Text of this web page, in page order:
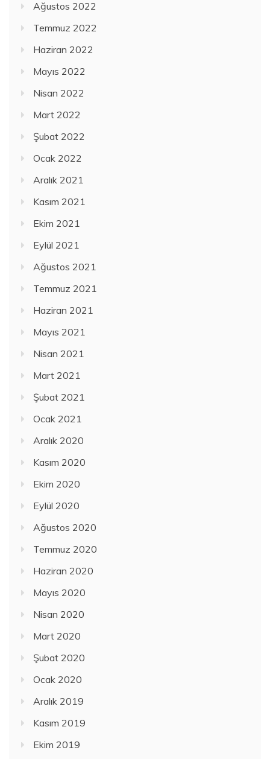
Ağustos 2022
Temmuz 2022
Haziran 2022
Mayıs 2022
Nisan 2022
Mart 2022
Şubat 2022
Ocak 2022
Aralık 2021
Kasım 2021
Ekim 2021
Eylül 2021
Ağustos 2021
Temmuz 2021
Haziran 2021
Mayıs 2021
Nisan 2021
Mart 2021
Şubat 2021
Ocak 2021
Aralık 2020
Kasım 2020
Ekim 2020
Eylül 2020
Ağustos 2020
Temmuz 2020
Haziran 2020
Mayıs 2020
Nisan 2020
Mart 2020
Şubat 2020
Ocak 2020
Aralık 2019
Kasım 2019
Ekim 2019